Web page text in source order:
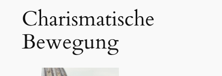
Charismatische
Bewegung